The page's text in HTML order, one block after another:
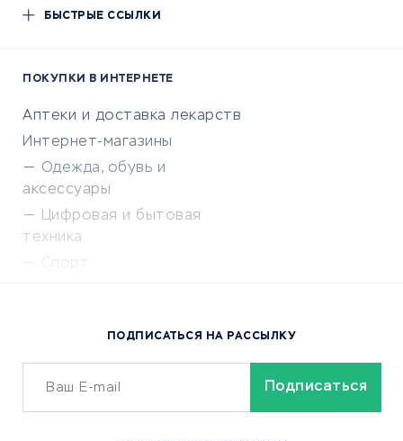
БЫСТРЫЕ ССЫЛКИ
ПОКУПКИ В ИНТЕРНЕТЕ
Аптеки и доставка лекарств
Интернет-магазины
Одежда, обувь и
аксессуары
Цифровая и бытовая
техника
Спорт
Сервисы доставки
ОБУЧЕНИЕ И РАБОТА
ПОДПИСАТЬСЯ НА РАССЫЛКУ